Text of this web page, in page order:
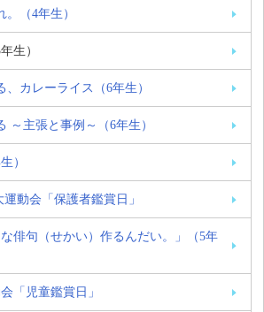
（4年生）
生）
、カレーライス（6年生）
～主張と事例～（6年生）
）
動会「保護者鑑賞日」
俳句（せかい）作るんだい。」（5年
「児童鑑賞日」